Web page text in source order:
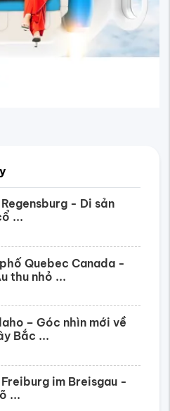
- Di sản
...
Quebec Canada -
thu nhỏ ...
– Góc nhìn mới về
Bắc ...
im Breisgau -
...